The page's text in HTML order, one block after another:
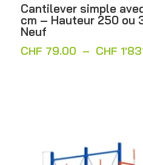
Cantilever simple
cm – Hauteur 250 ou
Neuf
CHF 79.00 – CHF